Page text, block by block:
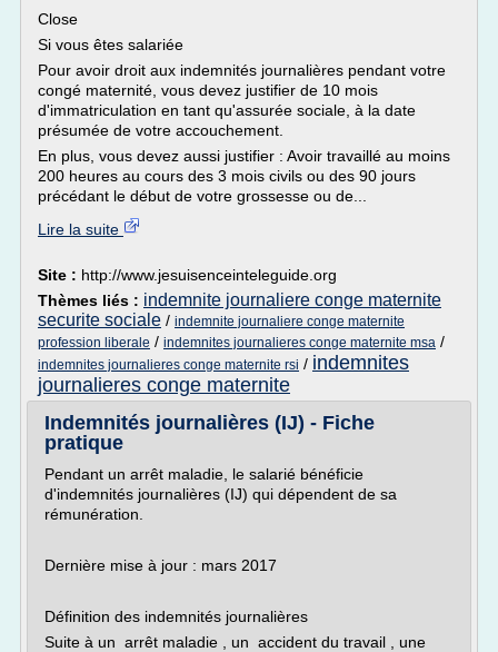
Close
Si vous êtes salariée
Pour avoir droit aux indemnités journalières pendant votre
congé maternité, vous devez justifier de 10 mois
d'immatriculation en tant qu'assurée sociale, à la date
présumée de votre accouchement.
En plus, vous devez aussi justifier : Avoir travaillé au moins
200 heures au cours des 3 mois civils ou des 90 jours
précédant le début de votre grossesse ou de...
Lire la suite
Site : http://www.jesuisenceinteleguide.org
Thèmes liés : indemnite journaliere conge maternite
securite sociale / indemnite journaliere conge maternite
profession liberale / indemnites journalieres conge maternite msa /
indemnites journalieres conge maternite rsi / indemnites
journalieres conge maternite
Indemnités journalières (IJ) - Fiche
pratique
Pendant un arrêt maladie, le salarié bénéficie
d'indemnités journalières (IJ) qui dépendent de sa
rémunération.
Dernière mise à jour : mars 2017
Définition des indemnités journalières
Suite à un arrêt maladie , un accident du travail , une